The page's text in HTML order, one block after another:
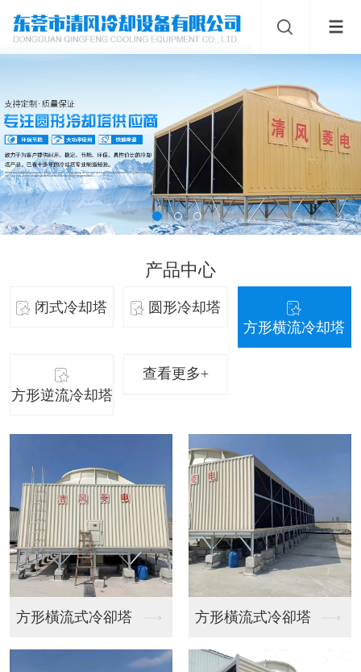
产品中心
闭式冷却塔
圆形冷却塔
方形横流冷却塔
方形逆流冷却塔
查看更多+
方形橫流式冷卻塔 方形逆流冷却塔